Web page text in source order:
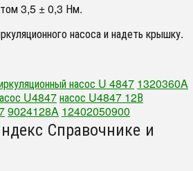
3,5 ± 0,3 Нм.
насоса и надеть крышку.
насос U 4847 1320360A
U4847насос U4847 12В
9024128A 12402050900
Справочнике и